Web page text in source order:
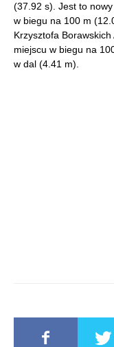
(37.92 s). Jest to
w biegu na 100 m
Krzysztofa
miejscu w biegu na
w dal (4.41 m).